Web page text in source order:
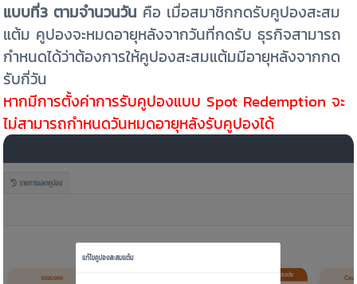
แบบที่3 ตามจำนวนวัน คือ เมื่อสมาชิกกดรับคูปองสะสม
แต้ม คูปองจะหมดอายุหลังจากวันที่กดรับ ธุรกิจสามารถ
กำหนดได้ว่าต้องการให้คูปองสะสมแต้มมีอายุหลังจากกด
รับกี่วัน
หากมีการตั้งค่าการรับคูปองแบบ Spot Redemption จะ
ไม่สามารถกำหนดวันหมดอายุหลังรับคูปองได้